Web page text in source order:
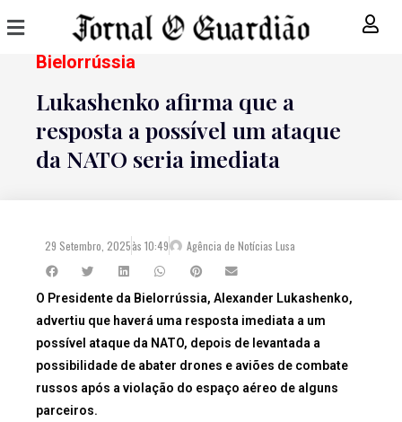
Bielorrússia
Lukashenko afirma que a
resposta a possível um ataque
da NATO seria imediata
29 Setembro, 2025às 10:49 Agência de Notícias Lusa
O Presidente da Bielorrússia, Alexander Lukashenko,
advertiu que haverá uma resposta imediata a um
possível ataque da NATO, depois de levantada a
possibilidade de abater drones e aviões de combate
russos após a violação do espaço aéreo de alguns
parceiros.